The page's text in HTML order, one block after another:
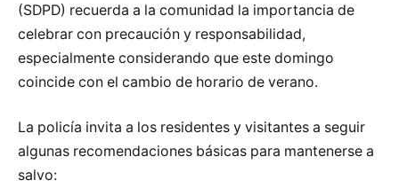
(SDPD) recuerda a la comunidad la importancia de
celebrar con precaución y responsabilidad,
especialmente considerando que este domingo
coincide con el cambio de horario de verano.
La policía invita a los residentes y visitantes a seguir
algunas recomendaciones básicas para mantenerse a
salvo: